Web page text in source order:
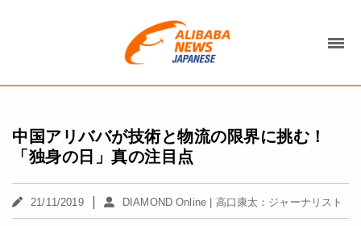
中国アリババが技術と物流の限界に挑む！
「独身の日」真の注目点
21/11/2019 | DIAMOND Online | 高口康太：ジャーナリスト